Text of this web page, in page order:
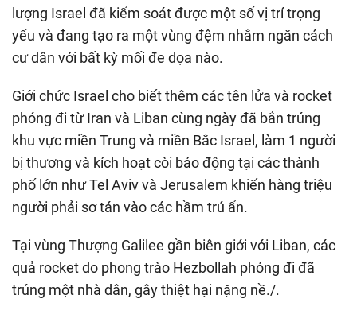
lượng Israel đã kiểm soát được một số vị trí trọng
yếu và đang tạo ra một vùng đệm nhằm ngăn cách
cư dân với bất kỳ mối đe dọa nào.
Giới chức Israel cho biết thêm các tên lửa và rocket
phóng đi từ Iran và Liban cùng ngày đã bắn trúng
khu vực miền Trung và miền Bắc Israel, làm 1 người
bị thương và kích hoạt còi báo động tại các thành
phố lớn như Tel Aviv và Jerusalem khiến hàng triệu
người phải sơ tán vào các hầm trú ẩn.
Tại vùng Thượng Galilee gần biên giới với Liban, các
quả rocket do phong trào Hezbollah phóng đi đã
trúng một nhà dân, gây thiệt hại nặng nề./.